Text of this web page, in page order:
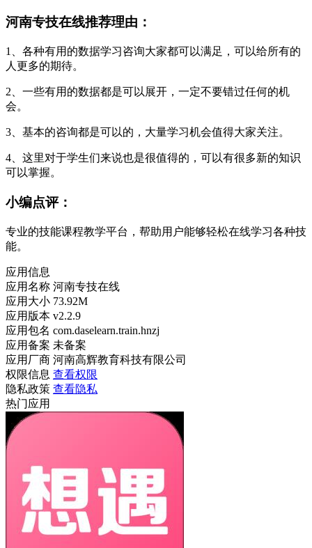
河南专技在线推荐理由：
1、各种有用的数据学习咨询大家都可以满足，可以给所有的
人更多的期待。
2、一些有用的数据都是可以展开，一定不要错过任何的机
会。
3、基本的咨询都是可以的，大量学习机会值得大家关注。
4、这里对于学生们来说也是很值得的，可以有很多新的知识
可以掌握。
小编点评：
专业的技能课程教学平台，帮助用户能够轻松在线学习各种技
能。
应用信息
应用名称 河南专技在线
应用大小 73.92M
应用版本 v2.2.9
应用包名 com.daselearn.train.hnzj
应用备案 未备案
应用厂商 河南高辉教育科技有限公司
权限信息 查看权限
隐私政策 查看隐私
热门应用